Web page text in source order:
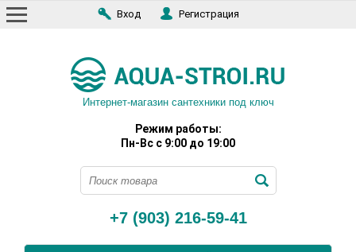
Вход Регистрация
Интернет-магазин сантехники под ключ
Режим работы:
Пн-Вс с 9:00 до 19:00
+7 (903) 216-59-41